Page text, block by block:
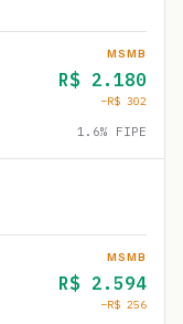
MSMB
R$ 2.180
−R$ 302
1.6% FIPE
MSMB
R$ 2.594
−R$ 256